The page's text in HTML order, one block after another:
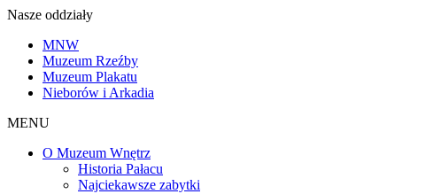
Nasze oddziały
MNW
Muzeum Rzeźby
Muzeum Plakatu
Nieborów i Arkadia
MENU
O Muzeum Wnętrz
Historia Pałacu
Najciekawsze zabytki